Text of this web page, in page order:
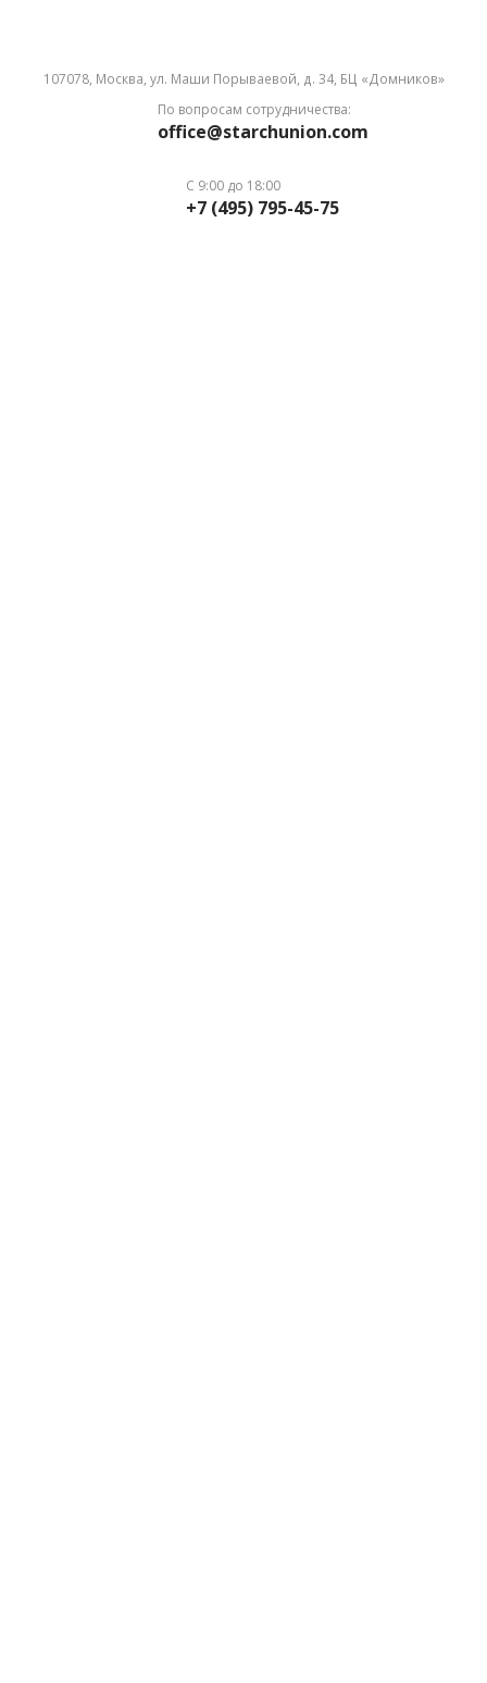
107078, Москва, ул. Маши Порываевой, д. 34, БЦ «Домников»
По вопросам сотрудничества:
office@starchunion.com
С 9:00 до 18:00
+7 (495) 795-45-75